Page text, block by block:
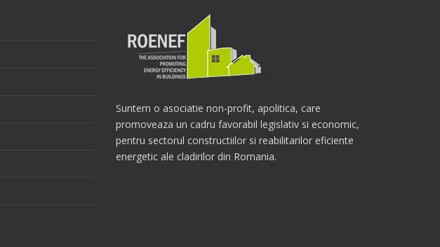
Suntem o asociatie non-profit, apolitica, care
promoveaza un cadru favorabil legislativ si economic,
pentru sectorul constructiilor si reabilitarilor eficiente
energetic ale cladirilor din Romania.